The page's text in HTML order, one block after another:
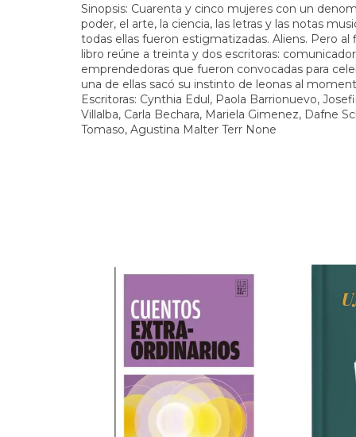
Sinopsis: Cuarenta y cinco mujeres con un
poder, el arte, la ciencia, las letras y las notas
todas ellas fueron estigmatizadas. Aliens. Pero
libro reúne a treinta y dos escritoras:
emprendedoras que fueron convocadas para
una de ellas sacó su instinto de leonas al
Escritoras: Cynthia Edul, Paola Barrionuevo,
Villalba, Carla Bechara, Mariela Gimenez, Dafne
Tomaso, Agustina Malter Terr None